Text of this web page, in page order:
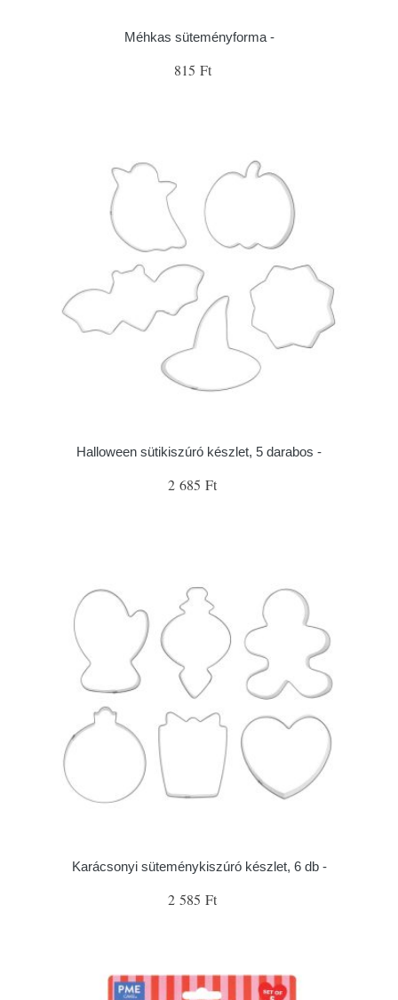
Méhkas süteményforma -
815 Ft
Halloween sütikiszúró készlet, 5 darabos -
2 685 Ft
Karácsonyi süteménykiszúró készlet, 6 db -
2 585 Ft